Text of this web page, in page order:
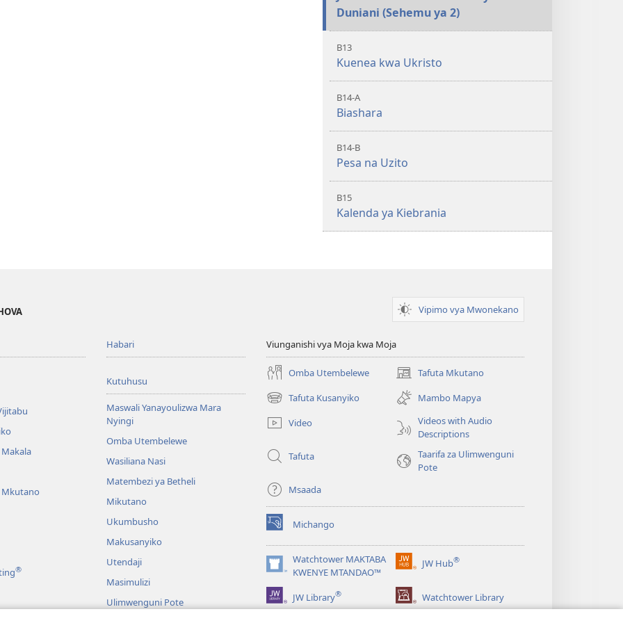
Duniani (Sehemu ya 2)
B13
Kuenea kwa Ukristo
B14-A
Biashara
B14-B
Pesa na Uzito
B15
Kalenda ya Kiebrania
Vipimo vya Mwonekano
®
Habari
Kutuhusu
Maswali Yanayoulizwa Mara
Nyingi
Omba Utembelewe
Wasiliana Nasi
Matembezi ya Betheli
Mikutano
Ukumbusho
Makusanyiko
Utendaji
Masimulizi
Ulimwenguni Pote
Viunganishi vya Moja kwa Moja
Omba Utembelewe Tafuta Mkutano
(opens
new
window)
Tafuta Kusanyiko
(opens
new
window)
Mambo Mapya
Video
Videos with Audio
Descriptions
Tafuta
Taarifa za Ulimwenguni
Pote
Msaada
Michango
(opens
new
window)Watchtower MAKTABA
KWENYE MTANDAO™
(opens
new
window)
JW Hub®
(opens
window)
JW Library® Watchtower Library